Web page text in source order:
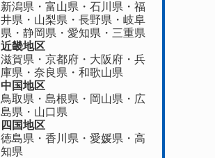
新潟県 ・ 富山県 ・ 石川県 ・ 福
井県 ・ 山梨県 ・ 長野県 ・ 岐阜
県 ・ 静岡県 ・ 愛知県 ・ 三重県
近畿地区
滋賀県 ・ 京都府 ・ 大阪府 ・ 兵
庫県 ・ 奈良県 ・ 和歌山県
中国地区
鳥取県 ・ 島根県 ・ 岡山県 ・ 広
島県 ・ 山口県
四国地区
徳島県 ・香川県・ 愛媛県 ・ 高
知県